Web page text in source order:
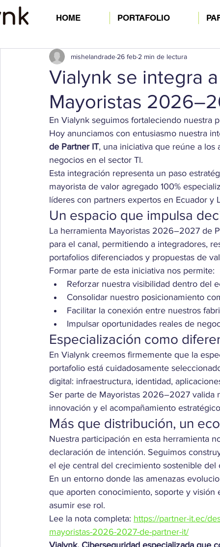
HOME PORTAFOLIO
Vialynk se integra
Mayoristas
mishelandrade 26 feb 2 min de lectura
En Vialynk seguimos fortaleciendo nuestra
Hoy anunciamos con entusiasmo nuestra
de Partner IT, una iniciativa que reúne a los
negocios en el sector TI.
Esta integración representa un paso
mayorista de valor agregado 100%
líderes con partners expertos en Ecuador y
Un espacio que impulsa
La herramienta Mayoristas 2026–2027 de
para el canal, permitiendo a integradores,
portafolios diferenciados y propuestas de
Formar parte de esta iniciativa nos permite:
Reforzar nuestra visibilidad dentro del
Consolidar nuestro posicionamiento
Facilitar la conexión entre nuestros
Impulsar oportunidades reales de
Especialización como
En Vialynk creemos firmemente que la
portafolio está cuidadosamente
digital: infraestructura, identidad,
Ser parte de Mayoristas 2026–2027
innovación y el acompañamiento
Más que distribución, un
Nuestra participación en esta herramienta
declaración de intención. Seguimos
el eje central del crecimiento sostenible del
En un entorno donde las amenazas
que aporten conocimiento, soporte y visión
asumir ese rol.
Lee la nota completa: https://partner-it.ec/
mayoristas-2026-2027-de-partner-it/
Vialynk. Ciberseguridad especializada que